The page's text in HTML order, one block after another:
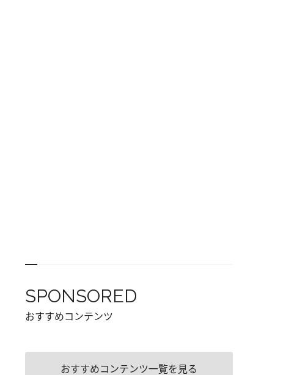
SPONSORED
おすすめコンテンツ
おすすめコンテンツ一覧を見る